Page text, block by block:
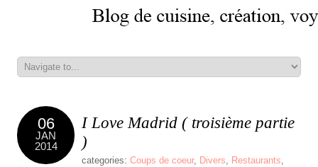
06
JAN
2014
I Love Madrid ( troisième partie
)
categories: Coups de coeur, Divers, Restaurants,